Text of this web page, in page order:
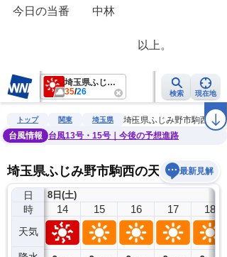
今日の当番　　中林
以上。